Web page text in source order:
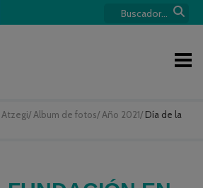
Atzegi/ Album de fotos/ Año 2021/ Día de la